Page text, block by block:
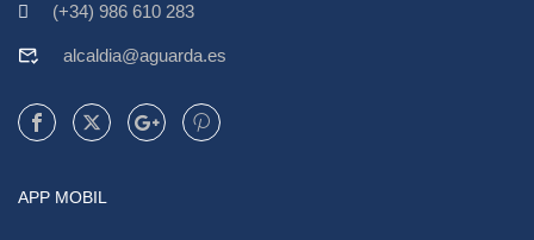
(+34) 986 610 283
alcaldia@aguarda.es
APP MOBIL